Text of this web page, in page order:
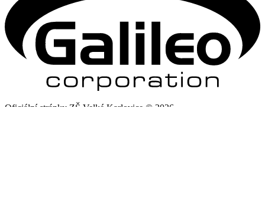
Oficiální stránky ZŠ Velké Karlovice © 2026